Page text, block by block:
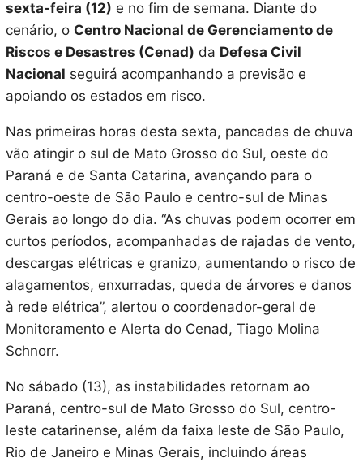
sexta-feira (12) e no fim de semana. Diante do
cenário, o Centro Nacional de Gerenciamento de
Riscos e Desastres (Cenad) da Defesa Civil
Nacional seguirá acompanhando a previsão e
apoiando os estados em risco.
Nas primeiras horas desta sexta, pancadas de chuva
vão atingir o sul de Mato Grosso do Sul, oeste do
Paraná e de Santa Catarina, avançando para o
centro-oeste de São Paulo e centro-sul de Minas
Gerais ao longo do dia. “As chuvas podem ocorrer em
curtos períodos, acompanhadas de rajadas de vento,
descargas elétricas e granizo, aumentando o risco de
alagamentos, enxurradas, queda de árvores e danos
à rede elétrica”, alertou o coordenador-geral de
Monitoramento e Alerta do Cenad, Tiago Molina
Schnorr.
No sábado (13), as instabilidades retornam ao
Paraná, centro-sul de Mato Grosso do Sul, centro-
leste catarinense, além da faixa leste de São Paulo,
Rio de Janeiro e Minas Gerais, incluindo áreas